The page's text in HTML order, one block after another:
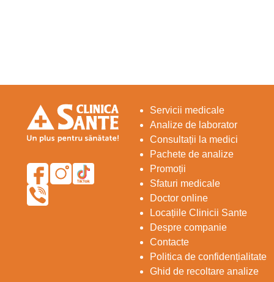
Servicii medicale
Analize de laborator
Consultații la medici
Pachete de analize
Promoții
Sfaturi medicale
Doctor online
Locațiile Clinicii Sante
Despre companie
Contacte
Politica de confidențialitate
Ghid de recoltare analize